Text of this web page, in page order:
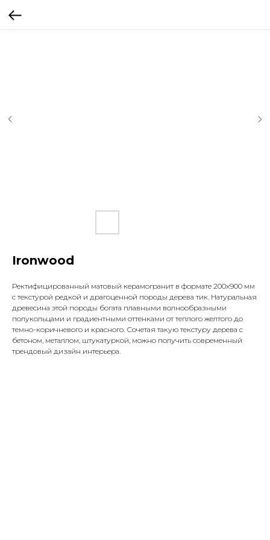
Ironwood
Ректифицированный матовый керамогранит в формате 200х900 мм
с текстурой редкой и драгоценной породы дерева тик. Натуральная
древесина этой породы богата плавными волнообразными
полукольцами и градиентными оттенками от теплого желтого до
темно-коричневого и красного. Сочетая такую текстуру дерева с
бетоном, металлом, штукатуркой, можно получить современный
трендовый дизайн интерьера.